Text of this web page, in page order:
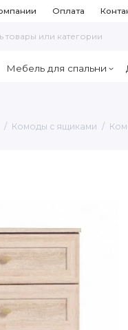
Оплата
Мебель для спальни
Комоды с ящиками